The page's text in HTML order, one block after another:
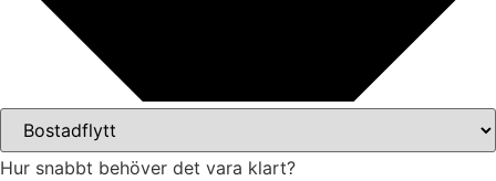
Hur snabbt behöver det vara klart?